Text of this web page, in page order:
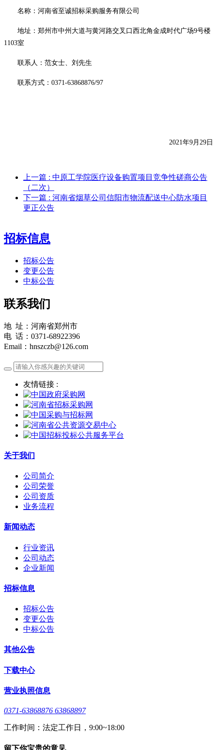
名称：河南省至诚招标采购服务有限公司
地址：郑州市中州大道与黄河路交叉口西北角金成时代广场9号楼
1103室
联系人： 范女士、刘先生
联系方式： 0371-63868876/97
2021年9月 29 日
上一篇 : 中原工学院医疗设备购置项目竞争性磋商公告
（二次）
下一篇 : 河南省烟草公司信阳市物流配送中心防水项目
更正公告
招标信息
招标公告
变更公告
中标公告
联系我们
地 址：河南省郑州市
电 话：0371-68922396
Email：hnszczb@126.com
友情链接 :
关于我们
公司简介
公司荣誉
公司资质
业务流程
新闻动态
行业资讯
公司动态
企业新闻
招标信息
招标公告
变更公告
中标公告
其他公告
下载中心
营业执照信息
0371-63868876 63868897
工作时间：法定工作日，9:00~18:00
留下你宝贵的意见